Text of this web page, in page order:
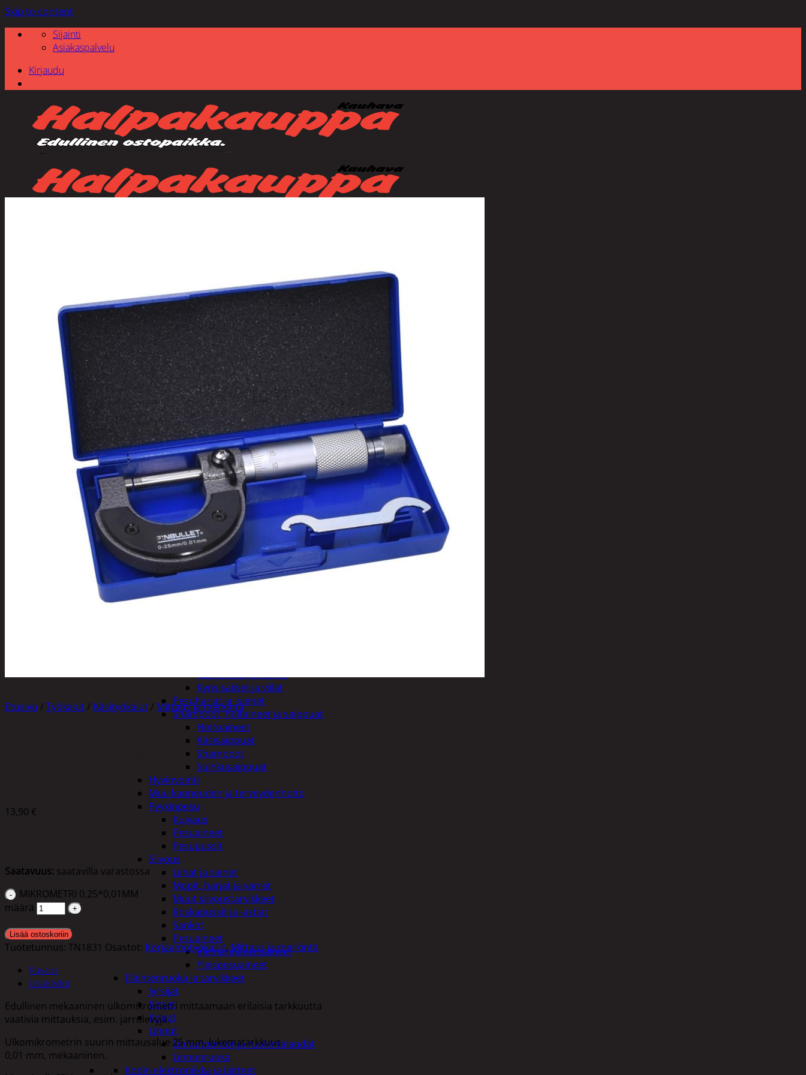
Skip to content
Sijainti
Asiakaspalvelu
Kirjaudu
Tuotevalikoima
Poistotuotteet
Kausituotteet
Joulu
Joulu- ja kausivalot
Eläimet ja tontut
Kyntteliköt
Valoketjut ja kuusenvalot
Joulukoristeet
Kranssit ja asetelmat
Tontut ja muut
Joulutekstiilit
Paketointi
Marjastus
Talvi
Päivittäistavarat
Apuvälineet
Hengityssuojaimet ja desinfiointi
Henkilökohtainen hygienia
Deodorantit
Hiustenhoito
Hiusharjat ja muotoilutuotteet
Käsivoiteet ja rasvat
Kynsisakset ja viilat
Pesuharjat ja -sienet
Shampoot, hoitaineet ja saippuat
Hoitoaineet
Käsisaippuat
Shampoot
Suihkusaippuat
Hyvinvointi
Muu kauneuden ja terveydenhoito
Pyykinpesu
Kuivaus
Pesuaineet
Pesupussit
Siivous
Liinat ja sienet
Mopit, harjat ja varret
Muut siivoustarvikkeet
Roskapussit ja -astiat
Sankot
Pesuaineet
Viemärinavausaineet
Yleispesuaineet
Eläintenruoka ja tarvikkeet
Jyrsijät
Kissat
Koirat
Linnut
Linnunpöntöt ja ruokintalaudat
Linnunruoka
Kodin elektroniikka ja laitteet
Etusivu / Työkalut / Käsityökalut / Mittaus ja merkintä
13,90 €
Saatavuus: saatavilla varastossa
MIKROMETRI 0,25*0,01MM
määrä
Lisää ostoskoriin
Tuotetunnus: TN1831 Osastot: Korjaamotyökalut,Mittaus ja merkintä
Kuvaus
Lisätiedot
Edullinen mekaaninen ulkomikrometri mittaamaan erilaisia tarkkuutta
vaativia mittauksia, esim. jarrulevyjä.
Ulkomikrometrin suurin mittausalue 25 mm, lukematarkkuus
0,01 mm, mekaaninen.